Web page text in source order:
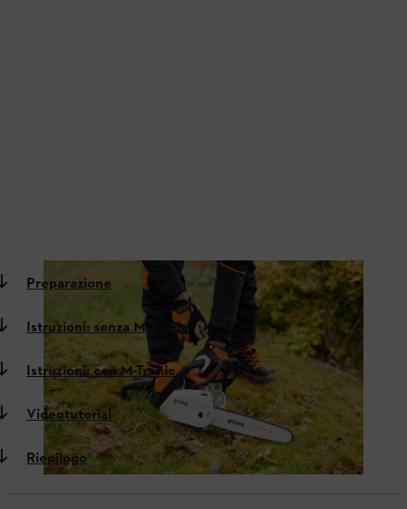
Preparazione
Istruzioni: senza M-Tronic
Istruzioni: con M-Tronic
Videotutorial
Riepilogo